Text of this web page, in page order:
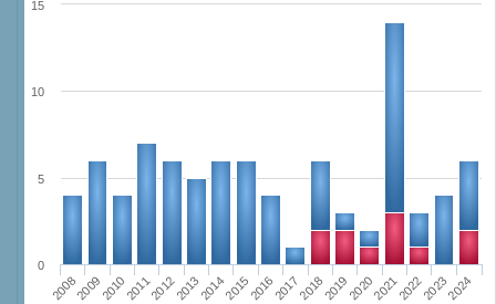
20082009201020112012201320142015201620172018201920202021202220232024
0
5
10
15